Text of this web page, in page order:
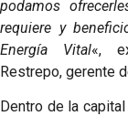
podamos
requiere y
Energía Vital«,
Restrepo, gerente
Dentro de la